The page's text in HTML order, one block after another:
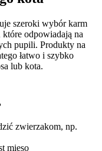
szeroki wybór karm
odpowiadają na
pupili. Produkty na
łatwo i szybko
lub kota.
zwierzakom, np.
jest mięso